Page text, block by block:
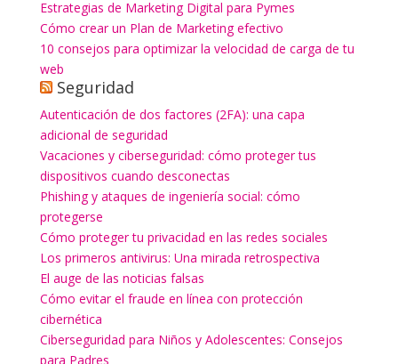
Estrategias de Marketing Digital para Pymes
Cómo crear un Plan de Marketing efectivo
10 consejos para optimizar la velocidad de carga de tu
web
Seguridad
Autenticación de dos factores (2FA): una capa
adicional de seguridad
Vacaciones y ciberseguridad: cómo proteger tus
dispositivos cuando desconectas
Phishing y ataques de ingeniería social: cómo
protegerse
Cómo proteger tu privacidad en las redes sociales
Los primeros antivirus: Una mirada retrospectiva
El auge de las noticias falsas
Cómo evitar el fraude en línea con protección
cibernética
Ciberseguridad para Niños y Adolescentes: Consejos
para Padres